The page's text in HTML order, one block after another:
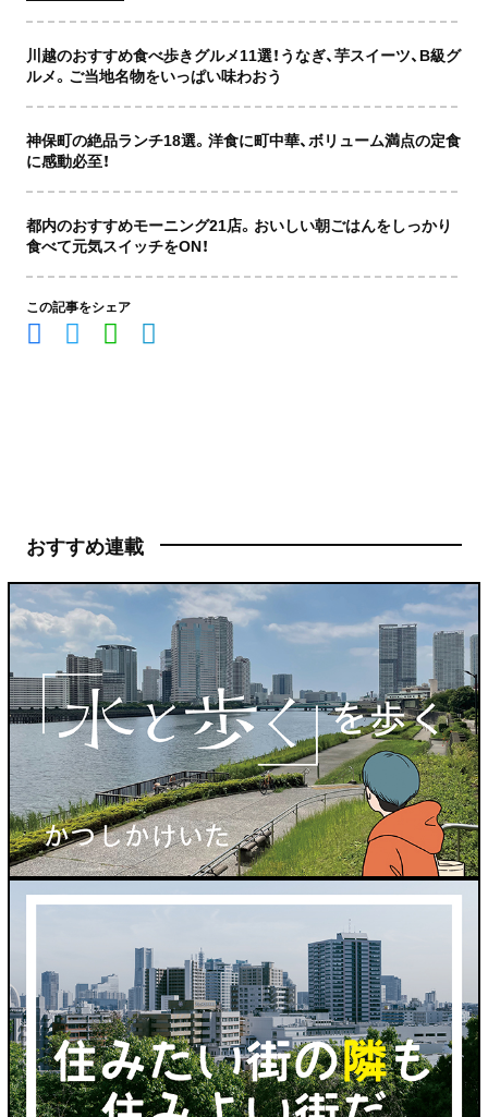
川越のおすすめ食べ歩きグルメ11選！うなぎ、芋スイーツ、B級グ
ルメ。ご当地名物をいっぱい味わおう
神保町の絶品ランチ18選。洋食に町中華、ボリューム満点の定食
に感動必至！
都内のおすすめモーニング21店。おいしい朝ごはんをしっかり
食べて元気スイッチをON！
この記事をシェア
おすすめ連載